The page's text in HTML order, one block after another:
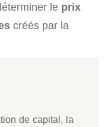
le prix
créés par la
de capital, la